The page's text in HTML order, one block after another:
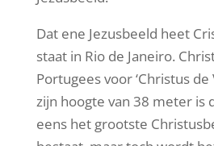
Dat ene Jezusbeeld heet
staat in Rio de Janeiro.
Portugees voor ‘Christus de
zijn hoogte van 38 meter is
eens het grootste